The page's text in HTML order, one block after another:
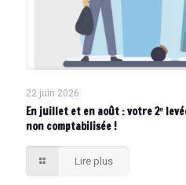
22 juin 2026
En juillet et en août : votre 2ᵉ
non comptabilisée !
Lire plus